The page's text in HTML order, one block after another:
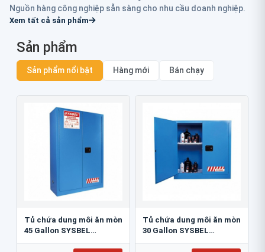
Nguồn hàng công nghiệp sẵn sàng cho nhu cầu doanh nghiệp.
Xem tất cả sản phẩm
Sản phẩm
Sản phẩm nổi bật Hàng mới Bán chạy
Tủ chứa dung môi ăn mòn
45 Gallon SYSBEL
Tủ chứa dung môi ăn mòn
30 Gallon SYSBEL